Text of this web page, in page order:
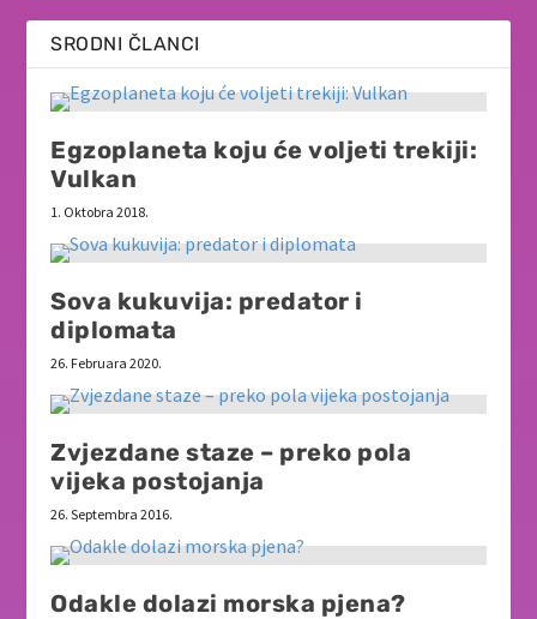
SRODNI ČLANCI
Egzoplaneta koju će voljeti trekiji:
Vulkan
1. Oktobra 2018.
Sova kukuvija: predator i
diplomata
26. Februara 2020.
Zvjezdane staze – preko pola
vijeka postojanja
26. Septembra 2016.
Odakle dolazi morska pjena?